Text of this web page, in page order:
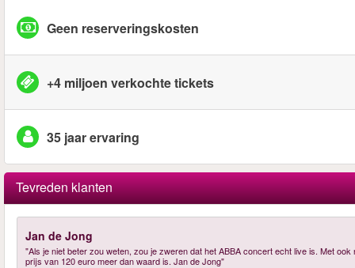
Geen reserveringskosten
+4 miljoen verkochte tickets
35 jaar ervaring
Tevreden klanten
Jan de Jong
"Als je niet beter zou weten, zou je zweren dat het ABBA concert echt live is. Met
prijs van 120 euro meer dan waard is. Jan de Jong"